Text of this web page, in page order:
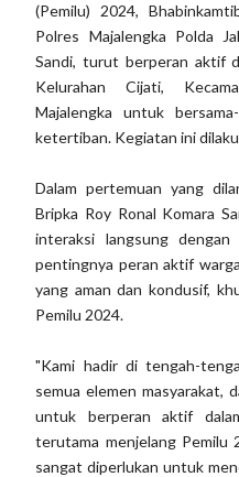
(Pemilu) 2024,
Polres Majalengka Polda
Sandi, turut berperan aktif
Kelurahan Cijati,
Majalengka untuk
ketertiban. Kegiatan ini
Dalam pertemuan yang
Bripka Roy Ronal Komara
interaksi langsung dengan
pentingnya peran aktif
yang aman dan kondusif,
Pemilu 2024.
"Kami hadir di tengah-
semua elemen masyarakat,
untuk berperan aktif
terutama menjelang Pemilu
sangat diperlukan untuk